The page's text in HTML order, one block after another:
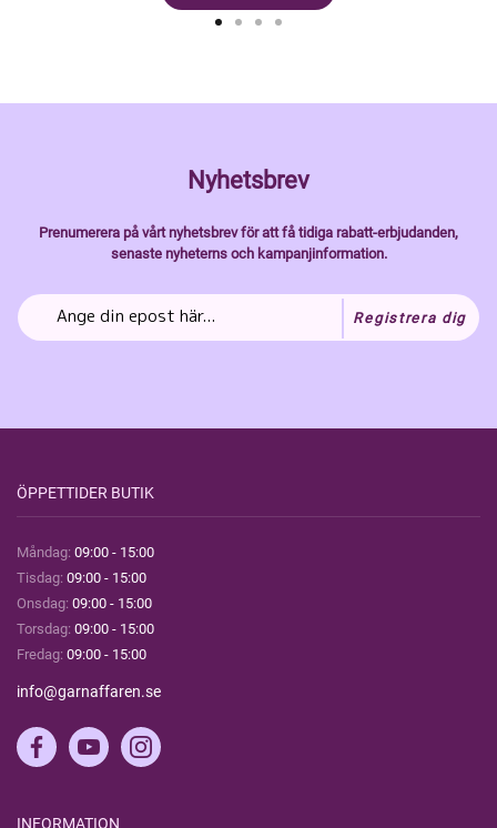
Nyhetsbrev
Prenumerera på vårt nyhetsbrev för att få tidiga rabatt-erbjudanden,
senaste nyheterns och kampanjinformation.
Registrera dig
ÖPPETTIDER BUTIK
Måndag: 09:00 - 15:00
Tisdag: 09:00 - 15:00
Onsdag: 09:00 - 15:00
Torsdag: 09:00 - 15:00
Fredag: 09:00 - 15:00
info@garnaffaren.se
INFORMATION